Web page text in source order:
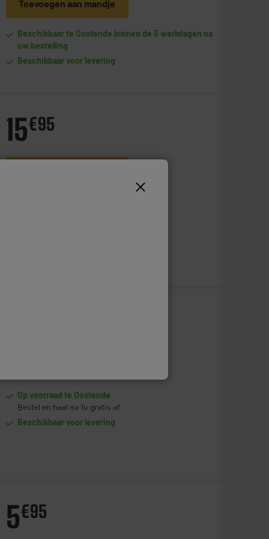
Toevoegen aan mandje
Beschikbaar te Oostende binnen de 5 werkdagen na
uw bestelling
Beschikbaar voor levering
15€95
Op voorraad te Oostende
Bestel en haal na 1u gratis af
Beschikbaar voor levering
5€95